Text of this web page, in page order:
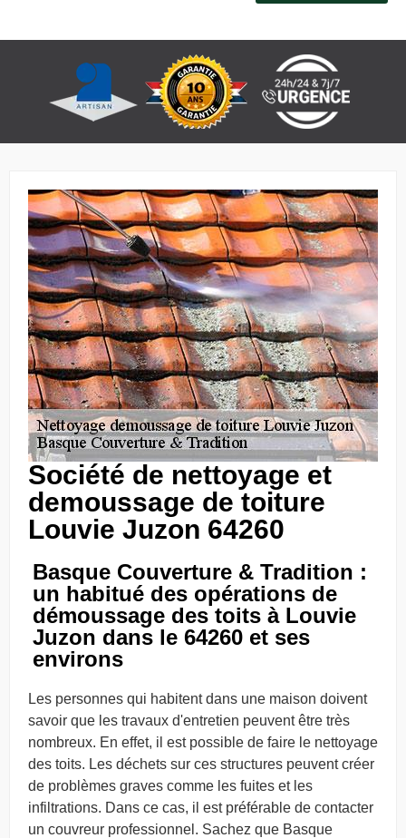
Société de nettoyage et
demoussage de toiture
Louvie Juzon 64260
Basque Couverture & Tradition :
un habitué des opérations de
démoussage des toits à Louvie
Juzon dans le 64260 et ses
environs
Les personnes qui habitent dans une maison doivent
savoir que les travaux d'entretien peuvent être très
nombreux. En effet, il est possible de faire le nettoyage
des toits. Les déchets sur ces structures peuvent créer
de problèmes graves comme les fuites et les
infiltrations. Dans ce cas, il est préférable de contacter
un couvreur professionnel. Sachez que Basque